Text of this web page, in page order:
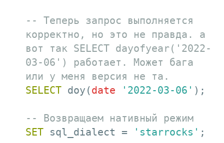
-- Теперь запрос выполняется
корректно, но это не правда. а
вот так SELECT dayofyear('2022-
03-06') работает. Может бага
или у меня версия не та.
SELECT doy(date '2022-03-06' );
-- Возвращаем нативный режим
SET sql_dialect = 'starrocks' ;